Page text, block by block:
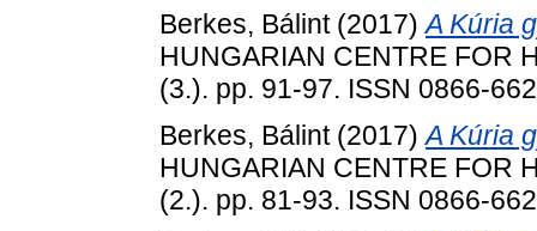
Berkes, Bálint(2017)A Kúria
HUNGARIAN CENTRE FOR
(3.). pp. 91-97. ISSN 0866-
Berkes, Bálint(2017)A Kúria
HUNGARIAN CENTRE FOR
(2.). pp. 81-93. ISSN 0866-